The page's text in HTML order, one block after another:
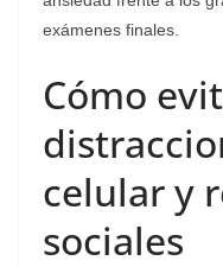
exámenes finales.
​Cómo
celular y
sociales